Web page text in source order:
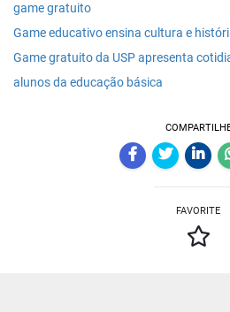
game gratuito
Game educativo ensina cultura e
Game gratuito da USP apresenta
alunos da educação básica
FAVORITE